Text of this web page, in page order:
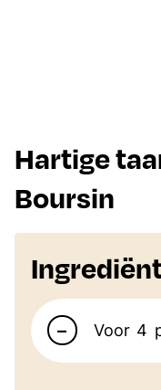
Hartige
Boursin
Aantal personen
– Voor